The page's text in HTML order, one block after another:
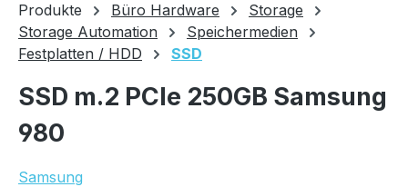
Produkte Büro Hardware
Storage
Storage Automation
Speichermedien
Festplatten / HDD
SSD
SSD m.2 PCIe 250GB Samsung
980
Samsung